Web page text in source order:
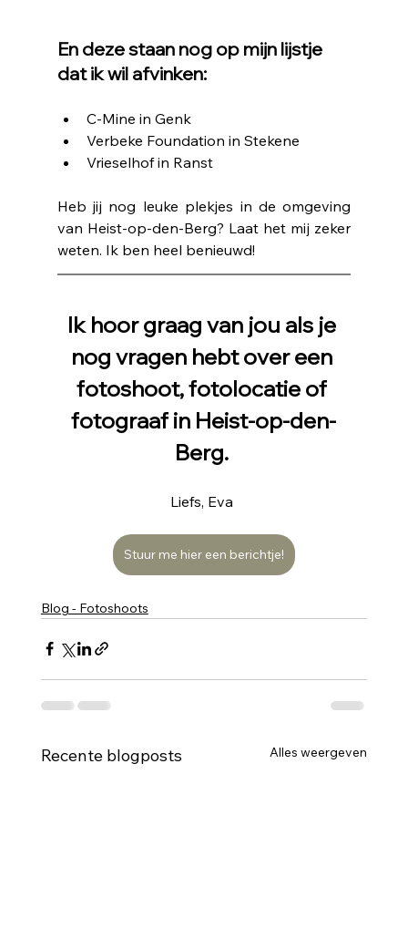
En deze staan nog op mijn lijstje
dat ik wil afvinken:
C-Mine in Genk
Verbeke Foundation in Stekene
Vrieselhof in Ranst
Heb jij nog leuke plekjes in de omgeving
van Heist-op-den-Berg? Laat het mij zeker
weten. Ik ben heel benieuwd!
Ik hoor graag van jou als je
nog vragen hebt over een
fotoshoot, fotolocatie of
fotograaf in Heist-op-den-
Berg.
Liefs, Eva
Stuur me hier een berichtje!
Blog - Fotoshoots
Recente blogposts Alles weergeven